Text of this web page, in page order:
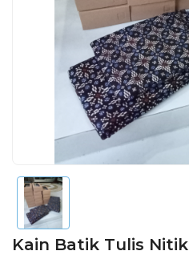
Kain Batik Tulis Nitik